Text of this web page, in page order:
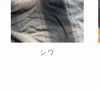
シワ